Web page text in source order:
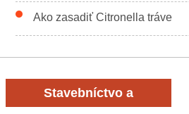
Ako zasadiť Citronella tráve
Stavebníctvo a